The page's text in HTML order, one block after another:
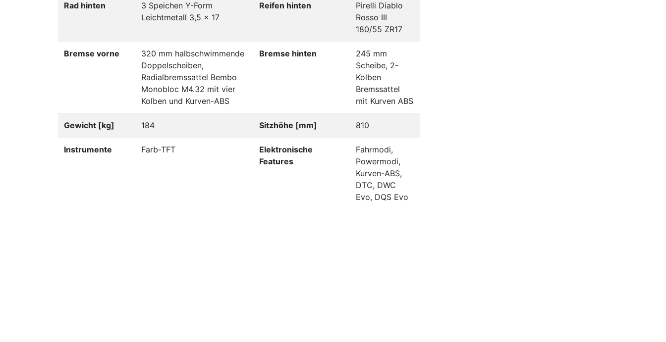
Rad hinten
3 Speichen Y-Form
Leichtmetall 3,5 x 17
Reifen hinten
Pirelli Diablo
Rosso III
180/55 ZR17
Bremse vorne
320 mm halbschwimmende
Doppelscheiben,
Radialbremssattel Bembo
Monobloc M4.32 mit vier
Kolben und Kurven-ABS
Bremse hinten
245 mm
Scheibe, 2-
Kolben
Bremssattel
mit Kurven ABS
Gewicht [kg] 184 Sitzhöhe [mm] 810
Instrumente Farb-TFT
Elektronische
Features
Fahrmodi,
Powermodi,
Kurven-ABS,
DTC, DWC
Evo, DQS Evo